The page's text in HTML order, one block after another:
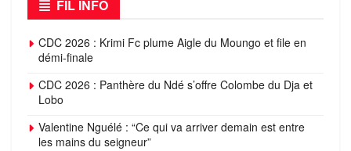
FIL INFO
CDC 2026 : Krimi Fc plume Aigle du Moungo et file en
démi-finale
CDC 2026 : Panthère du Ndé s’offre Colombe du Dja et
Lobo
Valentine Nguélé : “Ce qui va arriver demain est entre
les mains du seigneur”